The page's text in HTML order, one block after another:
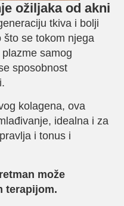
ožiljaka od akni
tkiva i bolji
što se tokom njega
samog
sposobnost
kolagena, ova
idealna i za
i tonus i
može
terapijom.